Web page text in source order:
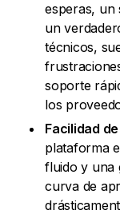
esperas, un
un
técnicos,
soporte
los
Facilidad
plataforma
fluido y una
curva de